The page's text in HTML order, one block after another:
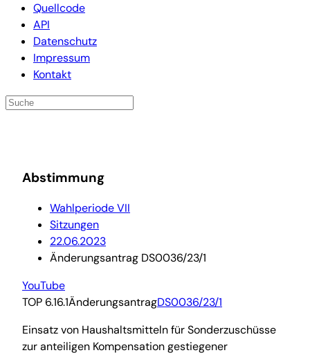
Quellcode
API
Datenschutz
Impressum
Kontakt
Abstimmung
Wahlperiode VII
Sitzungen
22.06.2023
Änderungsantrag DS0036/23/1
YouTube
TOP 6.16.1ÄnderungsantragDS0036/23/1
Einsatz von Haushaltsmitteln für Sonderzuschüsse
zur anteiligen Kompensation gestiegener